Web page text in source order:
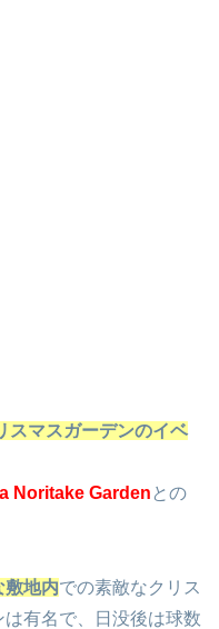
スマスガーデンのイベ
Noritake Garden との
敷地内での素敵なクリス
有名で、日没後は球数